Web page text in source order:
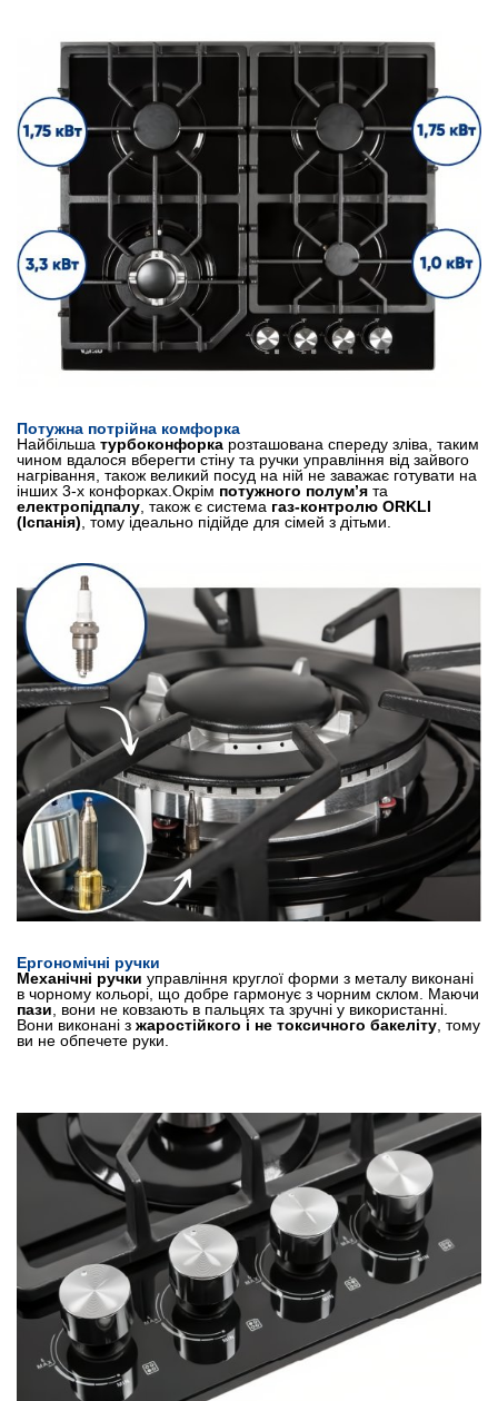
Потужна потрійна комфорка
Найбільша турбоконфорка розташована спереду зліва, таким
чином вдалося вберегти стіну та ручки управління від зайвого
нагрівання, також великий посуд на ній не заважає готувати на
інших 3-х конфорках.Окрім потужного полум’я та
електропідпалу , також є система газ-контролю ORKLI
(Іспанія) , тому ідеально підійде для сімей з дітьми.
Ергономічні ручки
Механічні ручки управління круглої форми з металу виконані
в чорному кольорі, що добре гармонує з чорним склом. Маючи
пази , вони не ковзають в пальцях та зручні у використанні.
Вони виконані з жаростійкого і не токсичного бакеліту , тому
ви не обпечете руки.